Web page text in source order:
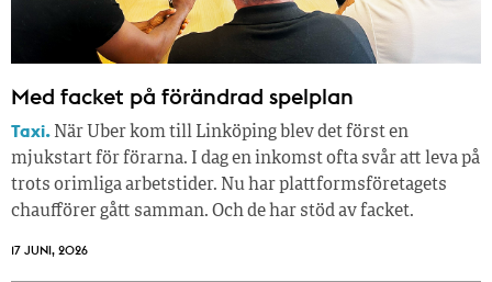
Med facket på förändrad spelplan
Taxi. När Uber kom till Linköping blev det först en
mjukstart för förarna. I dag en inkomst ofta svår att leva på
trots orimliga arbetstider. Nu har plattformsföretagets
chaufförer gått samman. Och de har stöd av facket.
17 JUNI, 2026